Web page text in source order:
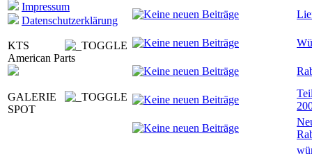
Impressum
Datenschutzerklärung
KTS
American Parts
GALERIE
SPOT